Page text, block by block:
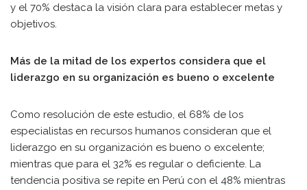
y el 70% destaca la visión clara para establecer metas y
objetivos.
Más de la mitad de los expertos considera que el
liderazgo en su organización es bueno o excelente
Como resolución de este estudio, el 68% de los
especialistas en recursos humanos consideran que el
liderazgo en su organización es bueno o excelente;
mientras que para el 32% es regular o deficiente. La
tendencia positiva se repite en Perú con el 48% mientras